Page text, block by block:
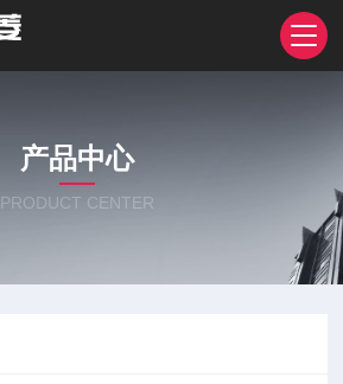
产品中心
PRODUCT CENTER